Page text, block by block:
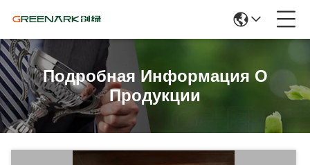
Подробная Информация О
Продукции